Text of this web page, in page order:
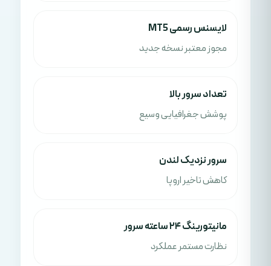
لایسنس رسمی MT5
مجوز معتبر نسخه جدید
تعداد سرور بالا
پوشش جغرافیایی وسیع
سرور نزدیک لندن
کاهش تاخیر اروپا
مانیتورینگ ۲۴ ساعته سرور
نظارت مستمر عملکرد